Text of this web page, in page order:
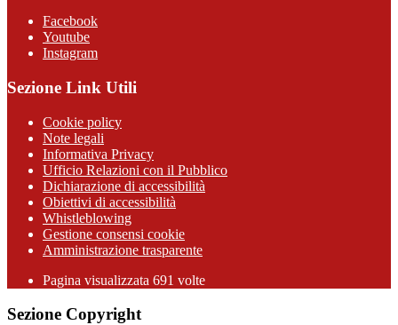
Facebook
Youtube
Instagram
Sezione Link Utili
Cookie policy
Note legali
Informativa Privacy
Ufficio Relazioni con il Pubblico
Dichiarazione di accessibilità
Obiettivi di accessibilità
Whistleblowing
Gestione consensi cookie
Amministrazione trasparente
Pagina visualizzata 691 volte
Sezione Copyright